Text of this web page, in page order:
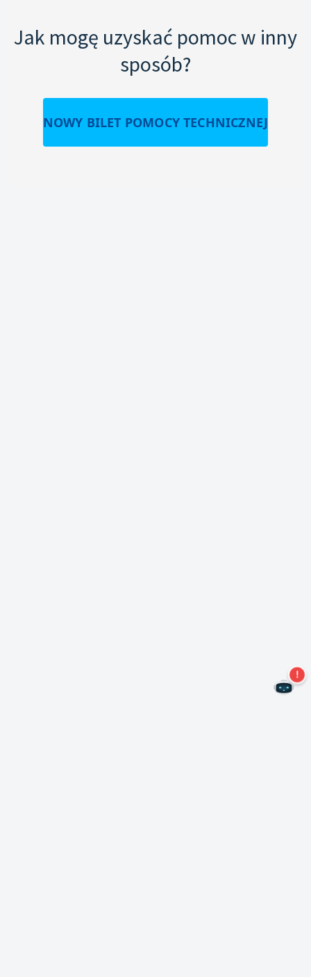
Jak mogę uzyskać pomoc w inny
sposób?
NOWY BILET POMOCY TECHNICZNEJ